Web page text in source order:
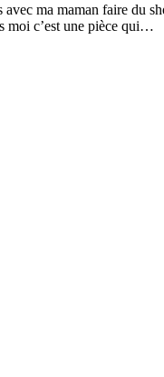
ma maman faire du
moi c’est une pièce qui…